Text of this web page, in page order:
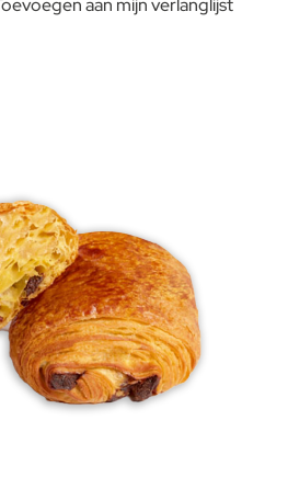
Toevoegen aan mijn verlanglijst